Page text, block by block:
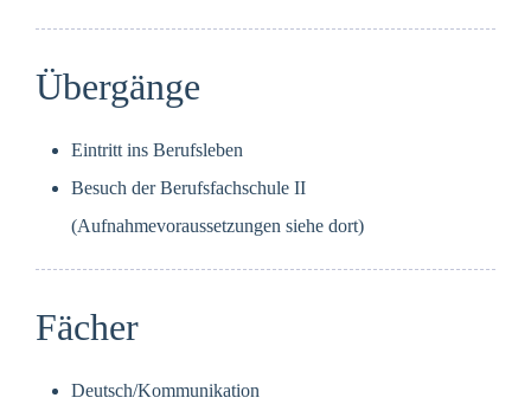
Übergänge
Eintritt ins Berufsleben
Besuch der Berufsfachschule II
(Aufnahmevoraussetzungen siehe dort)
Fächer
Deutsch/Kommunikation